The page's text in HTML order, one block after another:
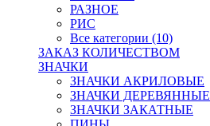
РАЗНОЕ
РИС
Все категории (10)
ЗАКАЗ КОЛИЧЕСТВОМ
ЗНАЧКИ
ЗНАЧКИ АКРИЛОВЫЕ
ЗНАЧКИ ДЕРЕВЯННЫЕ
ЗНАЧКИ ЗАКАТНЫЕ